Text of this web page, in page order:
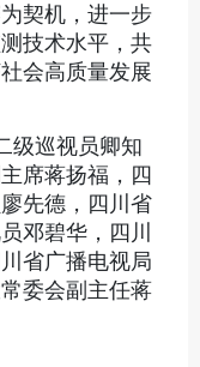
契机，进一步
技术水平，共
会高质量发展
级巡视员卿知
席蒋扬福，四
先德，四川省
邓碧华，四川
省广播电视局
委会副主任蒋